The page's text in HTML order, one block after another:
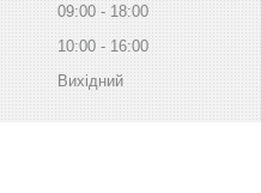
09:00
18:00
10:00
16:00
Вихідний